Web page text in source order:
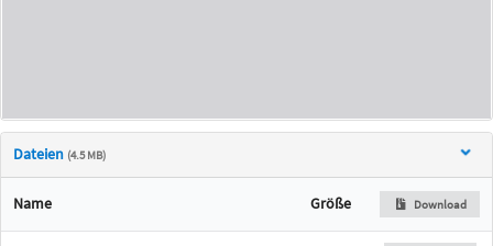
Dateien (4.5 MB)
Name Größe Download